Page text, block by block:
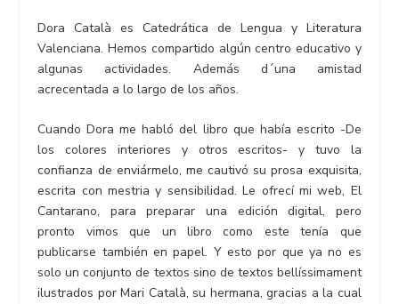
Dora Català es Catedrática de Lengua y Literatura
Valenciana. Hemos compartido algún centro educativo y
algunas actividades. Además d´una amistad
acrecentada a lo largo de los años.
Cuando Dora me habló del libro que había escrito -De
los colores interiores y otros escritos- y tuvo la
confianza de enviármelo, me cautivó su prosa exquisita,
escrita con mestria y sensibilidad. Le ofrecí mi web, El
Cantarano, para preparar una edición digital, pero
pronto vimos que un libro como este tenía que
publicarse también en papel. Y esto por que ya no es
solo un conjunto de textos sino de textos bellíssimament
ilustrados por Mari Català, su hermana, gracias a la cual